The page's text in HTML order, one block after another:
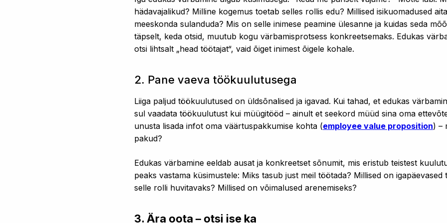
hädavajalikud? Milline kogemus toetab selles rollis edu? Millised isikuomadused
meeskonda sulanduda? Mis on selle inimese peamine ülesanne ja kuidas seda
täpselt, keda otsid, muutub kogu värbamisprotsess konkreetsemaks. Edukas
otsi lihtsalt „head töötajat“, vaid õiget inimest õigele kohale.
2. Pane vaeva töökuulutusega
Liiga paljud töökuulutused on üldsõnalised ja igavad. Kui tahad, et edukas
sul vaadata töökuulutust kui müügitööd – ainult et seekord müüd sina oma
unusta lisada infot oma väärtuspakkumise kohta (employee value proposition) –
pakud?
Edukas värbamine eeldab ausat ja konkreetset sõnumit, mis eristub teistest
peaks vastama küsimustele: Miks tasub just meil töötada? Millised on igapäevased
selle rolli huvitavaks? Millised on võimalused arenemiseks?
3. Ära oota – otsi ise ka